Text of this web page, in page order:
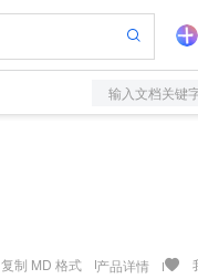
输入文档关键
复制 MD 格式 产品详情
一键购买专属联机服务器，轻松
AI 场景体验
从图文生成到视频创作，一键激
配置报价器
基础软件
产品伙伴合作计划
阿里云认证
市场活动